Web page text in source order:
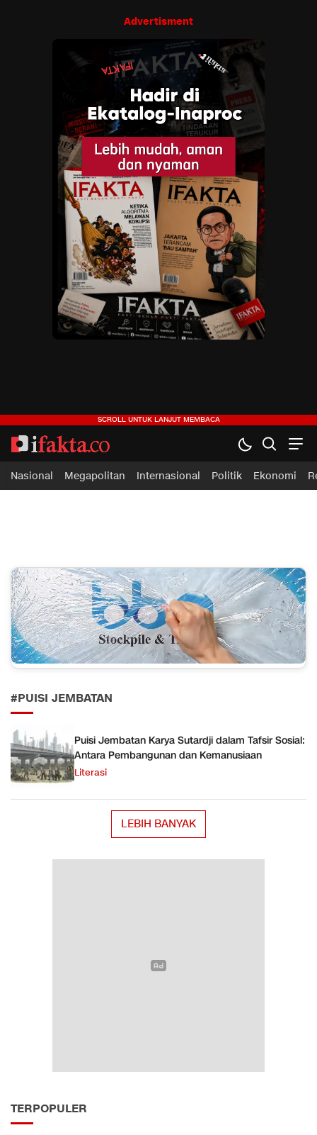
Advertisment
ifakta.co
#pastibenar
Nasional Megapolitan Internasional Politik Ekonomi
#PUISI JEMBATAN
Puisi Jembatan Karya Sutardji dalam Tafsir Sosial:
Antara Pembangunan dan Kemanusiaan
Literasi
LEBIH BANYAK
TERPOPULER